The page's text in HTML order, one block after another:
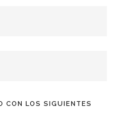
CON LOS SIGUIENTES